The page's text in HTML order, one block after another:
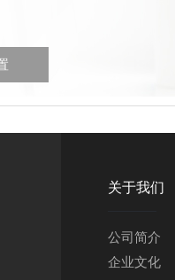
关于我们
公司简介
企业文化